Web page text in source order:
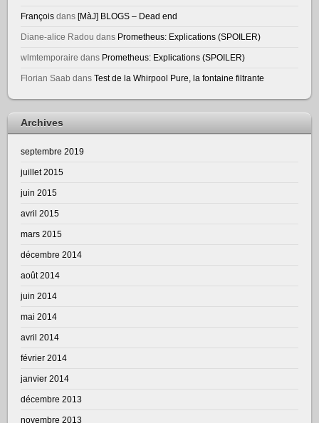
François dans[MàJ] BLOGS – Dead end
Diane-alice Radou dans Prometheus: Explications (SPOILER)
wlmtemporaire dans Prometheus: Explications (SPOILER)
Florian Saab dansTest de la Whirpool Pure, la fontaine filtrante
Archives
septembre 2019
juillet 2015
juin 2015
avril 2015
mars 2015
décembre 2014
août 2014
juin 2014
mai 2014
avril 2014
février 2014
janvier 2014
décembre 2013
novembre 2013